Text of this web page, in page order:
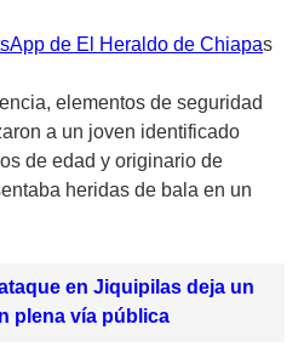
de El Heraldo de Chiapas
elementos de seguridad
a un joven identificado
de edad y originario de
heridas de bala en un
en Jiquipilas deja un
plena vía pública